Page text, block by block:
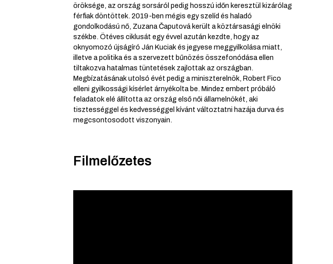
öröksége, az ország sorsáról pedig hosszú időn keresztül kizárólag
férfiak döntöttek. 2019-ben mégis egy szelíd és haladó
gondolkodású nő, Zuzana Čaputová került a köztársasági elnöki
székbe. Ötéves ciklusát egy évvel azután kezdte, hogy az
oknyomozó újságíró Ján Kuciak és jegyese meggyilkolása miatt,
illetve a politika és a szervezett bűnözés összefonódása ellen
tiltakozva hatalmas tüntetések zajlottak az országban.
Megbízatásának utolsó évét pedig a miniszterelnök, Robert Fico
elleni gyilkossági kísérlet árnyékolta be. Mindez embert próbáló
feladatok elé állította az ország első női államelnökét, aki
tisztességgel és kedvességgel kívánt változtatni hazája durva és
megcsontosodott viszonyain.
Filmelőzetes